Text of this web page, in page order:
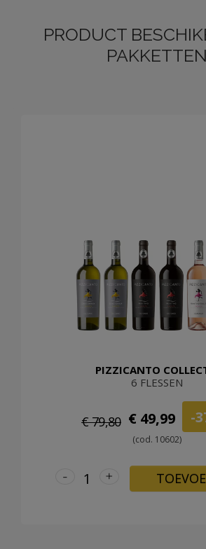
PRODUCT
PAKKETTEN
PIZZICANTO
6 FLESSEN
€ 79,80 € 49,99 -
(cod. 10602)
+
-